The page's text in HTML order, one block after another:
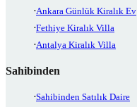
Ankara Günlük Kiralık Ev
Fethiye Kiralık Villa
Antalya Kiralık Villa
Sahibinden
Sahibinden Satılık Daire